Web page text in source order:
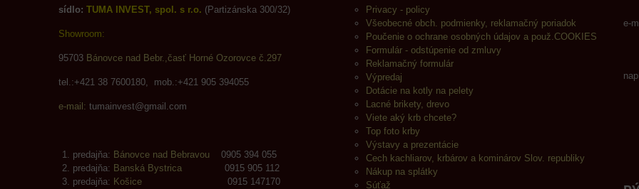
sídlo: TUMA INVEST, spol. s r.o. (Partizánska 300/32)
Showroom:
95703 Bánovce nad Bebr.,časť Horné Ozorovce č.297
tel.:+421 38 7600180, mob.:+421 905 394055
e-mail: tumainvest@gmail.com
predajňa: Bánovce nad Bebravou 0905 394 055
predajňa: Banská Bystrica 0915 905 112
predajňa: Košice 0915 147170
Privacy - policy
Všeobecné obch. podmienky, reklamačný poriadok
Poučenie o ochrane osobných údajov a použ.COOKIES
Formulár - odstúpenie od zmluvy
Reklamačný formulár
Výpredaj
Dotácie na kotly na pelety
Lacné brikety, drevo
Viete aký krb chcete?
Top foto krby
Výstavy a prezentácie
Cech kachliarov, krbárov a kominárov Slov. republiky
Nákup na splátky
Súťaž
e-